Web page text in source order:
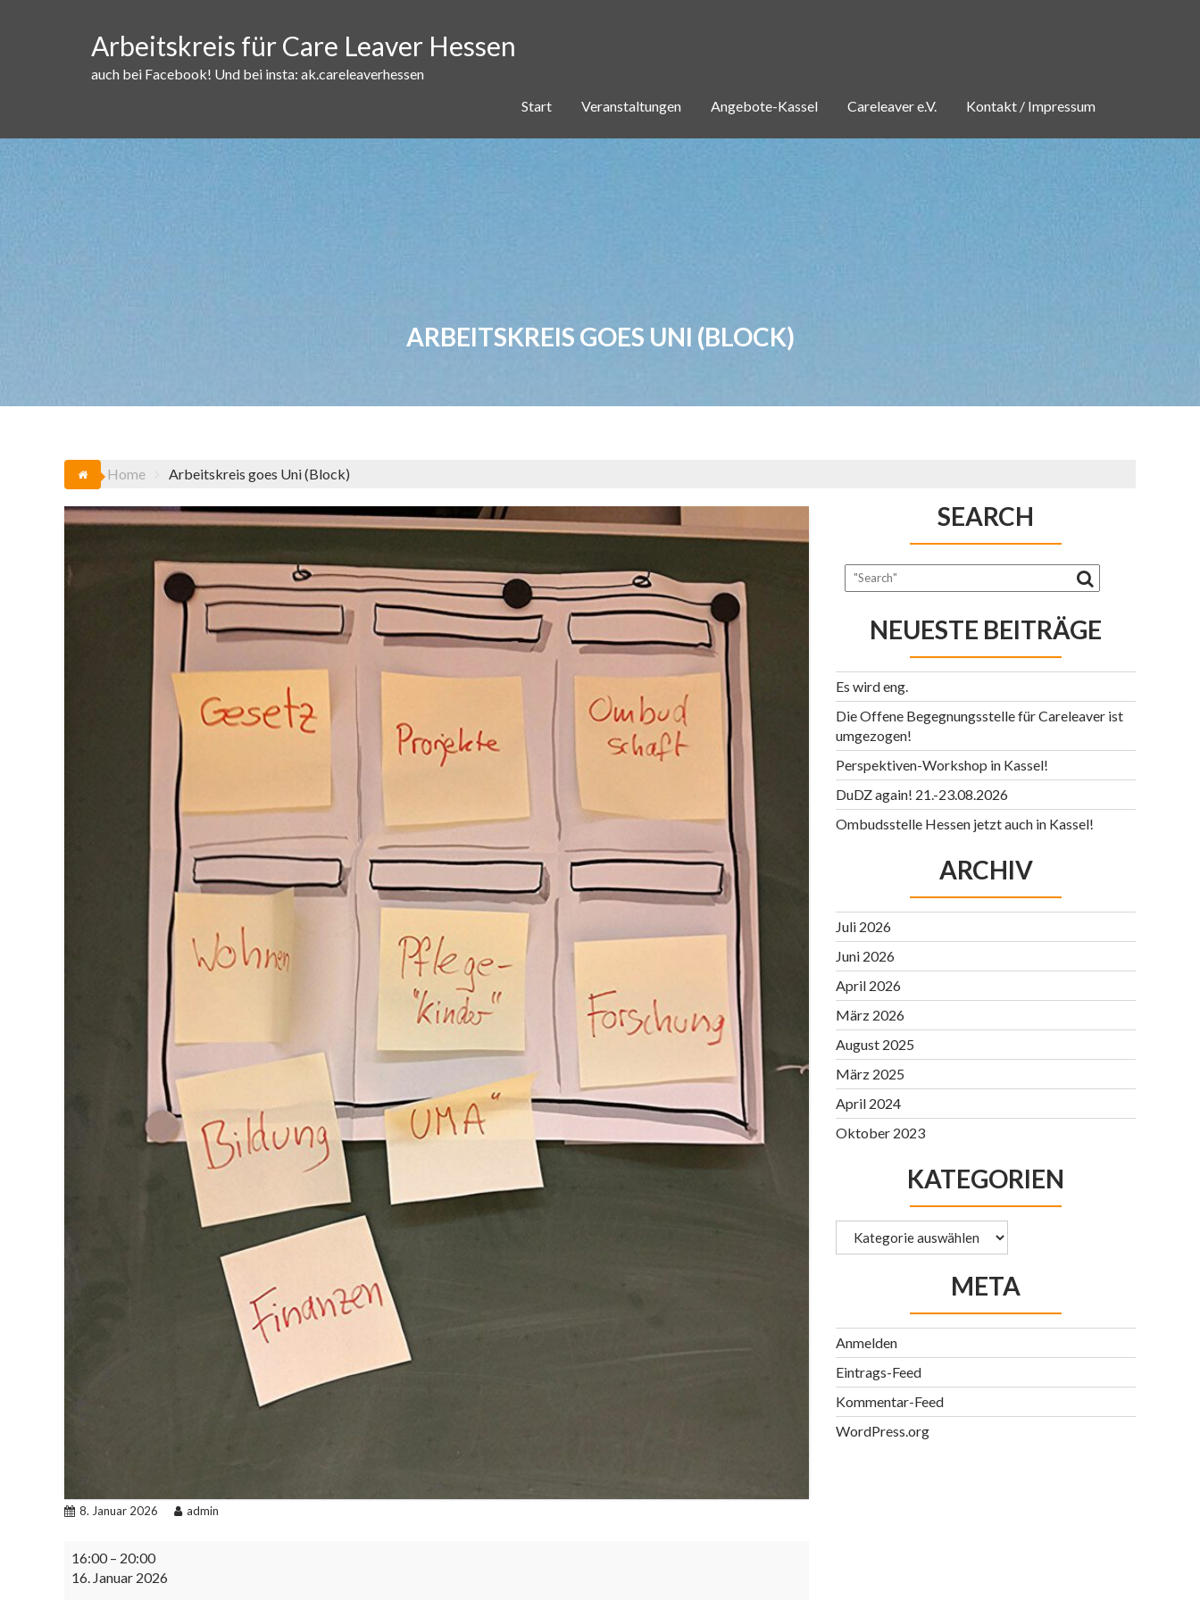
Arbeitskreis für Care Leaver Hessen
auch bei Facebook! Und bei insta: ak.careleaverhessen
Start
Veranstaltungen Angebote-Kassel Careleaver e.V. Kontakt / Impressum
ARBEITSKREIS GOES UNI (BLOCK)
Home Arbeitskreis goes Uni (Block)
8. Januar 2026 admin
Arbeitskreis
goes
Uni
16:00 – 20:00
16. Januar 2026
SEARCH
NEUESTE BEITRÄGE
Es wird eng.
Die Offene Begegnungsstelle für Careleaver ist
umgezogen!
Perspektiven-Workshop in Kassel!
DuDZ again! 21.-23.08.2026
Ombudsstelle Hessen jetzt auch in Kassel!
ARCHIV
Juli 2026
Juni 2026
April 2026
März 2026
August 2025
März 2025
April 2024
Oktober 2023
KATEGORIEN
Kategorien
META
Anmelden
Eintrags-Feed
Kommentar-Feed
WordPress.org